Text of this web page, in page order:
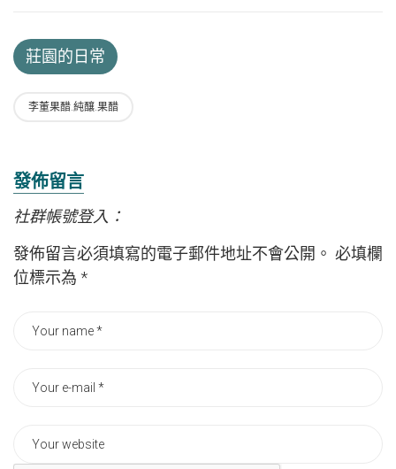
莊園的日常
李董果醋.純釀.果醋
發佈留言
社群帳號登入：
發佈留言必須填寫的電子郵件地址不會公開。 必填欄
位標示為 *